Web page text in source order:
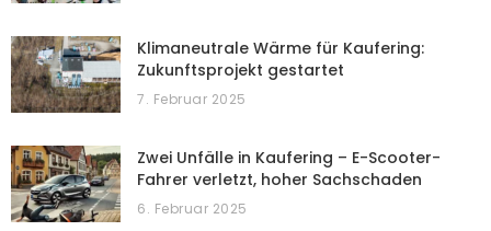
Klimaneutrale Wärme für Kaufering:
Zukunftsprojekt gestartet
7. Februar 2025
Zwei Unfälle in Kaufering – E-Scooter-
Fahrer verletzt, hoher Sachschaden
6. Februar 2025